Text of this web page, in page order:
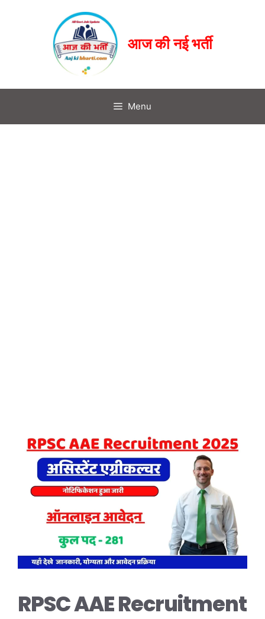
आज की नई भर्ती
Menu
RPSC AAE Recruitment